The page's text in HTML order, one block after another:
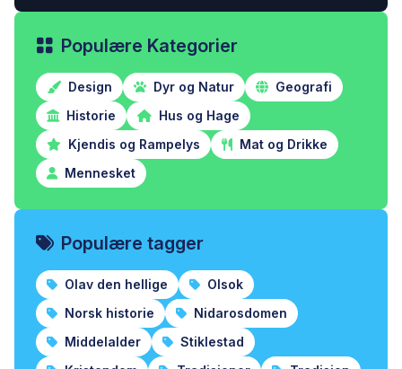
Populære Kategorier
Design Dyr og Natur
Geografi
Historie
Hus og Hage
Kjendis og Rampelys
Mat og Drikke
Mennesket
Populære tagger
Olav den hellige
Olsok
Norsk historie
Nidarosdomen
Middelalder
Stiklestad